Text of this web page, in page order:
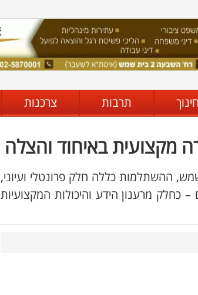
חינוך תרבות צרכנות
מקצועית באיחוד והצלה
ההשתלמות כללה חלק פרונטלי ועיוני,
כחלק מרענון הידע והיכולות המקצועיות